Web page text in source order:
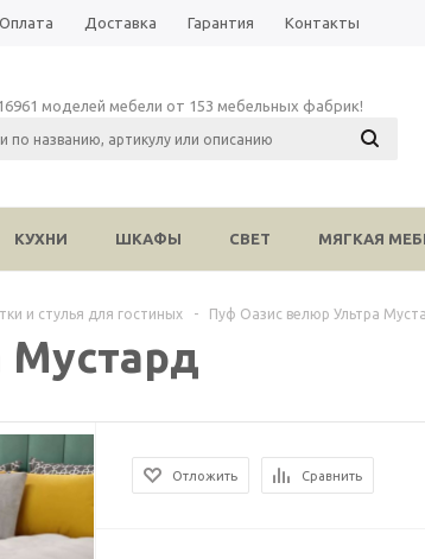
Оплата Доставка Гарантия Контакты
моделей мебели от 153 мебельных фабрик!
КУХНИ ШКАФЫ СВЕТ МЯГКАЯ
и стулья для гостиных - Пуф Оазис велюр Ультра
Мустард
Отложить Сравнить